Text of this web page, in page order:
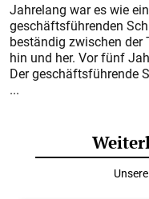
Jahrelang war es wie
geschäftsführenden
beständig zwischen der
hin und her. Vor fünf
Der geschäftsführende
...